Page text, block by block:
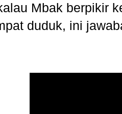
Mbak berpikir
duduk, ini